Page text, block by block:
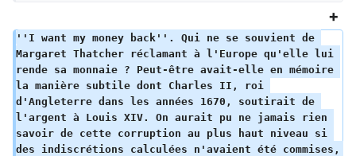
''I want my money back''. Qui ne se souvient de
Margaret Thatcher réclamant à l'Europe qu'elle lui
rende sa monnaie ? Peut-être avait-elle en mémoire
la manière subtile dont Charles II, roi
d'Angleterre dans les années 1670, soutirait de
l'argent à Louis XIV. On aurait pu ne jamais rien
savoir de cette corruption au plus haut niveau si
des indiscrétions calculées n'avaient été commises,